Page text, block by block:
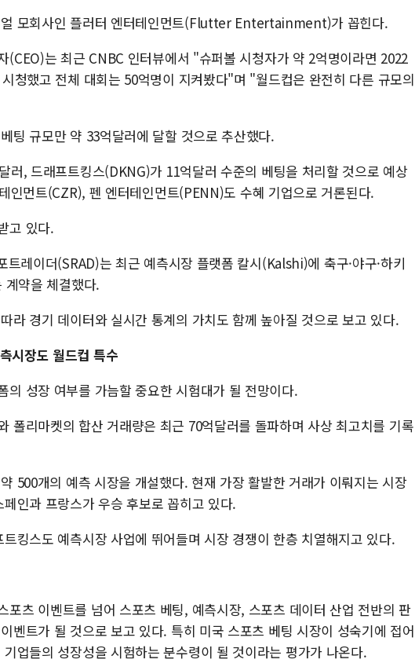
얼 모회사인 플러터 엔터테인먼트(Flutter Entertainment)가 꼽힌다.
(CEO)는 최근 CNBC 인터뷰에서 "슈퍼볼 시청자가 약 2억명이라면 2022
청했고 전체 대회는 50억명이 지켜봤다"며 "월드컵은 완전히 다른 규모의
팅 규모만 약 33억달러에 달할 것으로 추산했다.
러, 드래프트킹스(DKNG)가 11억달러 수준의 베팅을 처리할 것으로 예상
인먼트(CZR), 펜 엔터테인먼트(PENN)도 수혜 기업으로 거론된다.
고 있다.
레이더(SRAD)는 최근 예측시장 플랫폼 칼시(Kalshi)에 축구·야구·하키
계약을 체결했다.
라 경기 데이터와 실시간 통계의 가치도 함께 높아질 것으로 보고 있다.
시장도 월드컵 특수
의 성장 여부를 가늠할 중요한 시험대가 될 전망이다.
폴리마켓의 합산 거래량은 최근 70억달러를 돌파하며 사상 최고치를 기록
500개의 예측 시장을 개설했다. 현재 가장 활발한 거래가 이뤄지는 시장
인과 프랑스가 우승 후보로 꼽히고 있다.
킹스도 예측시장 사업에 뛰어들며 시장 경쟁이 한층 치열해지고 있다.
포츠 이벤트를 넘어 스포츠 베팅, 예측시장, 스포츠 데이터 산업 전반의 판
벤트가 될 것으로 보고 있다. 특히 미국 스포츠 베팅 시장이 성숙기에 접어
업들의 성장성을 시험하는 분수령이 될 것이라는 평가가 나온다.